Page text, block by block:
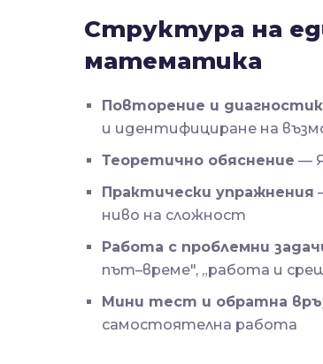
Структура на
математика
Повторение и
и идентифициране на
Теоретично обяснение —
Практически упражнения
ниво на сложност
Работа с проблемни
път–време", „работа и
Мини тест и обратна
самостоятелна работа